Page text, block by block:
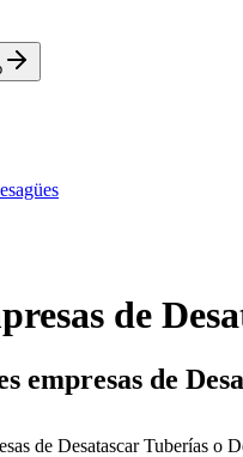
de
empresas de
de Desatascar Tuberías o